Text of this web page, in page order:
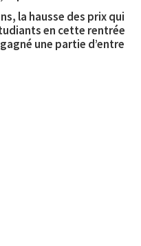
la hausse des prix qui
en cette rentrée
une partie d’entre